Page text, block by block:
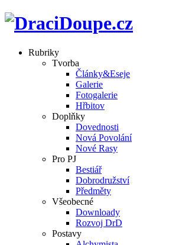
Rubriky
Tvorba
Články&Eseje
Galerie
Fotogalerie
Hřbitov
Doplňky
Dovednosti
Nová Povolání
Nové Rasy
Pro PJ
Bestiář
Dobrodružství
Předměty
Všeobecné
Downloady
Rozvoj DrD
Postavy